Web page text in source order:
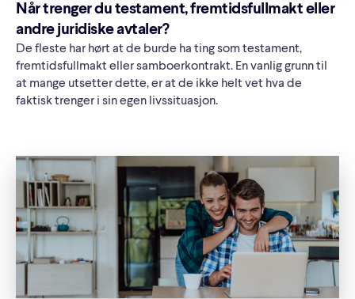
Når trenger du testament, fremtidsfullmakt eller
andre juridiske avtaler?
De fleste har hørt at de burde ha ting som testament,
fremtidsfullmakt eller samboerkontrakt. En vanlig grunn til
at mange utsetter dette, er at de ikke helt vet hva de
faktisk trenger i sin egen livssituasjon.